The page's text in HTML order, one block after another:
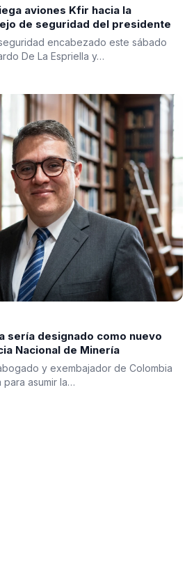
aviones Kfir hacia la
de seguridad del presidente
encabezado este sábado
De La Espriella y…
sería designado como nuevo
Nacional de Minería
y exembajador de Colombia
asumir la…